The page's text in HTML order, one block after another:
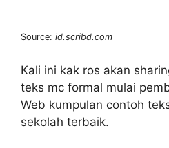
Source: id.scribd.com
Kali ini kak ros akan
teks mc formal mulai
Web kumpulan contoh
sekolah terbaik.